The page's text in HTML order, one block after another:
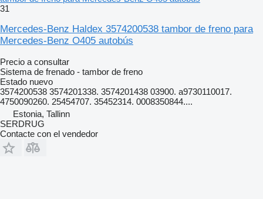
31
Mercedes-Benz Haldex 3574200538 tambor de freno para
Mercedes-Benz O405 autobús
Precio a consultar
Sistema de frenado - tambor de freno
Estado nuevo
3574200538 3574201338. 3574201438 03900. а9730110017.
4750090260. 25454707. 35452314. 0008350844....
Estonia, Tallinn
SERDRUG
Contacte con el vendedor